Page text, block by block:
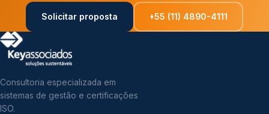
Solicitar proposta +55 (11) 4890-4111
Consultoria especializada em
sistemas de gestão e certificações
ISO.